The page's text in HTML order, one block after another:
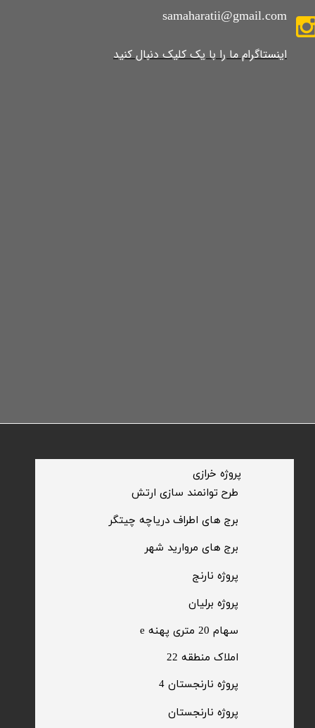
​طرح توانمند سازی ارتش
سهام 20 متری پهنه e​​​​​​​
​املاک منطقه 22
​پروژه خرازی
پروژه برلیان
​پروژه نارنج
​پروژه نارنجستان
​برج های اطراف دریاچه چیتگر
​برج های مروارید شهر
پروژه نارنجستان 4
samaharatii@gmail.com
​​​​​​​​​اینستاگرام ما را با یک کلیک دنبال کنید